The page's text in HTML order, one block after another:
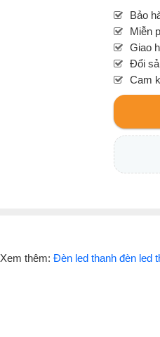
Bảo
Miễn
Giao
Đổi
Cam
Xem thêm: Đèn led thanh đèn led